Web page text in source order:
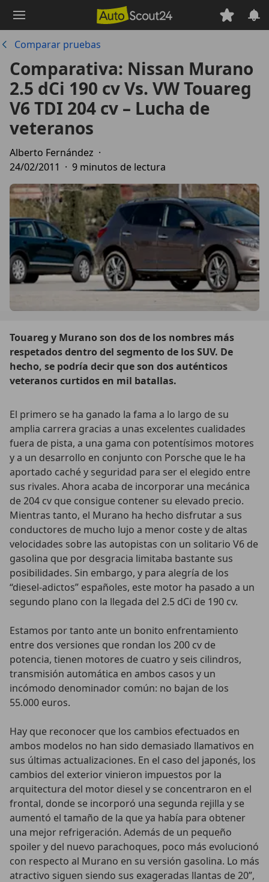
principal
Comparar pruebas
Comparativa: Nissan Murano
2.5 dCi 190 cv Vs. VW Touareg
V6 TDI 204 cv – Lucha de
veteranos
Alberto Fernández ·
24/02/2011 · 9 minutos de lectura
Touareg y Murano son dos de los nombres más
respetados dentro del segmento de los SUV. De
hecho, se podría decir que son dos auténticos
veteranos curtidos en mil batallas.
El primero se ha ganado la fama a lo largo de su
amplia carrera gracias a unas excelentes cualidades
fuera de pista, a una gama con potentísimos motores
y a un desarrollo en conjunto con Porsche que le ha
aportado caché y seguridad para ser el elegido entre
sus rivales. Ahora acaba de incorporar una mecánica
de 204 cv que consigue contener su elevado precio.
Mientras tanto, el Murano ha hecho disfrutar a sus
conductores de mucho lujo a menor coste y de altas
velocidades sobre las autopistas con un solitario V6 de
gasolina que por desgracia limitaba bastante sus
posibilidades. Sin embargo, y para alegría de los
“diesel-adictos” españoles, este motor ha pasado a un
segundo plano con la llegada del 2.5 dCi de 190 cv.
Estamos por tanto ante un bonito enfrentamiento
entre dos versiones que rondan los 200 cv de
potencia, tienen motores de cuatro y seis cilindros,
transmisión automática en ambos casos y un
incómodo denominador común: no bajan de los
55.000 euros.
Hay que reconocer que los cambios efectuados en
ambos modelos no han sido demasiado llamativos en
sus últimas actualizaciones. En el caso del japonés, los
cambios del exterior vinieron impuestos por la
arquitectura del motor diesel y se concentraron en el
frontal, donde se incorporó una segunda rejilla y se
aumentó el tamaño de la que ya había para obtener
una mejor refrigeración. Además de un pequeño
spoiler y del nuevo parachoques, poco más evolucionó
con respecto al Murano en su versión gasolina. Lo más
atractivo siguen siendo sus exageradas llantas de 20”,